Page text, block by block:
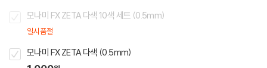
모나미 FX ZETA 다색 10색 세트 (0.5mm)
일시품절
모나미 FX ZETA 다색 (0.5mm)